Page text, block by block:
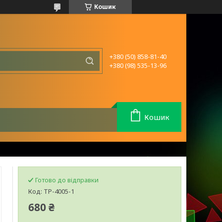
Кошик
+380 (50) 858-81-40
+380 (98) 535-13-96
Кошик
Готово до відправки
Код: TP-4005-1
680 ₴